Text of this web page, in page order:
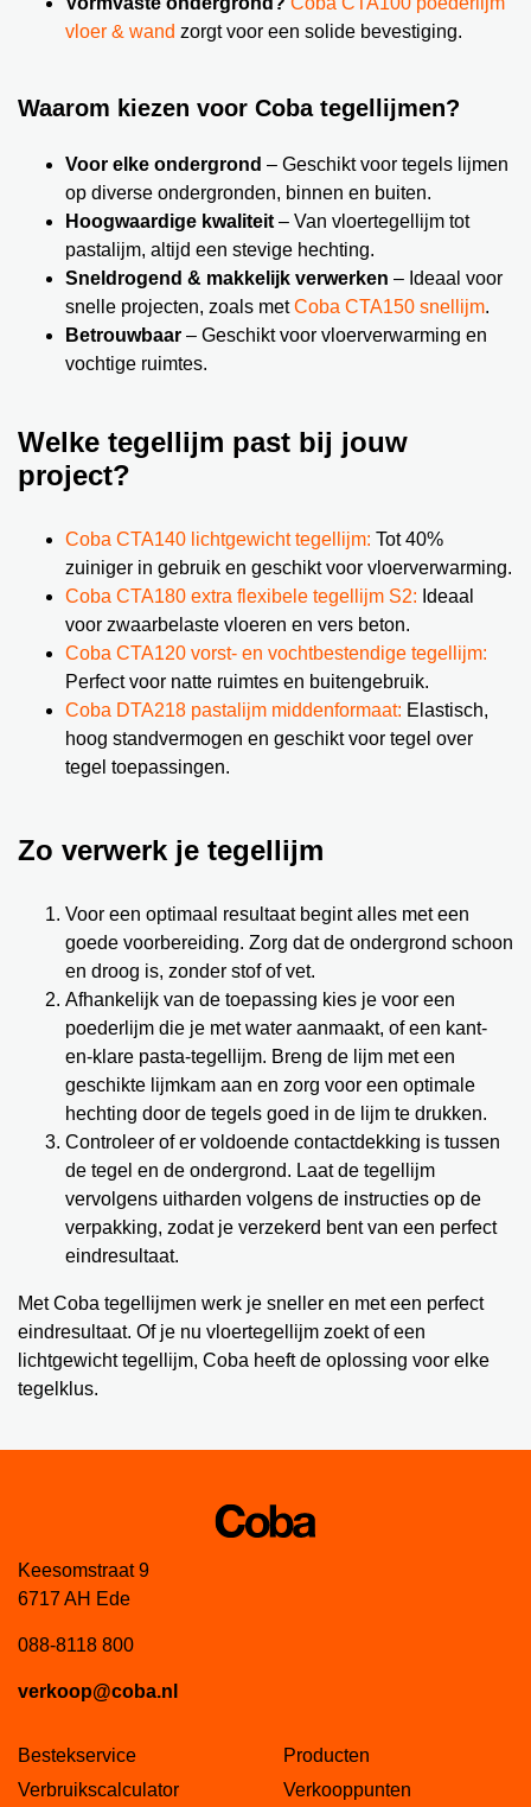
vloer & wand zorgt voor een solide bevestiging.
Waarom kiezen voor Coba tegellijmen?
Voor elke ondergrond – Geschikt voor tegels lijmen
op diverse ondergronden, binnen en buiten.
Hoogwaardige kwaliteit – Van vloertegellijm tot
pastalijm, altijd een stevige hechting.
Sneldrogend & makkelijk verwerken – Ideaal voor
snelle projecten, zoals metCoba CTA150 snellijm.
Betrouwbaar – Geschikt voor vloerverwarming en
vochtige ruimtes.
Welke tegellijm past bij jouw
project?
Coba CTA140 lichtgewicht tegellijm: Tot 40%
zuiniger in gebruik en geschikt voor vloerverwarming.
Coba CTA180 extra flexibele tegellijm S2: Ideaal
voor zwaarbelaste vloeren en vers beton.
Coba CTA120 vorst- en vochtbestendige tegellijm:
Perfect voor natte ruimtes en buitengebruik.
Coba DTA218 pastalijm middenformaat: Elastisch,
hoog standvermogen en geschikt voor tegel over
tegel toepassingen.
Zo verwerk je tegellijm
Voor een optimaal resultaat begint alles met een
goede voorbereiding. Zorg dat de ondergrond schoon
en droog is, zonder stof of vet.
Afhankelijk van de toepassing kies je voor een
poederlijm die je met water aanmaakt, of een kant-
en-klare pasta-tegellijm. Breng de lijm met een
geschikte lijmkam aan en zorg voor een optimale
hechting door de tegels goed in de lijm te drukken.
Controleer of er voldoende contactdekking is tussen
de tegel en de ondergrond. Laat de tegellijm
vervolgens uitharden volgens de instructies op de
verpakking, zodat je verzekerd bent van een perfect
eindresultaat.
Met Coba tegellijmen werk je sneller en met een perfect
eindresultaat. Of je nu vloertegellijm zoekt of een
lichtgewicht tegellijm, Coba heeft de oplossing voor elke
tegelklus.
Keesomstraat 9
6717 AH Ede
088-8118 800
verkoop@coba.nl
Bestekservice
Verbruikscalculator
Producten
Verkooppunten